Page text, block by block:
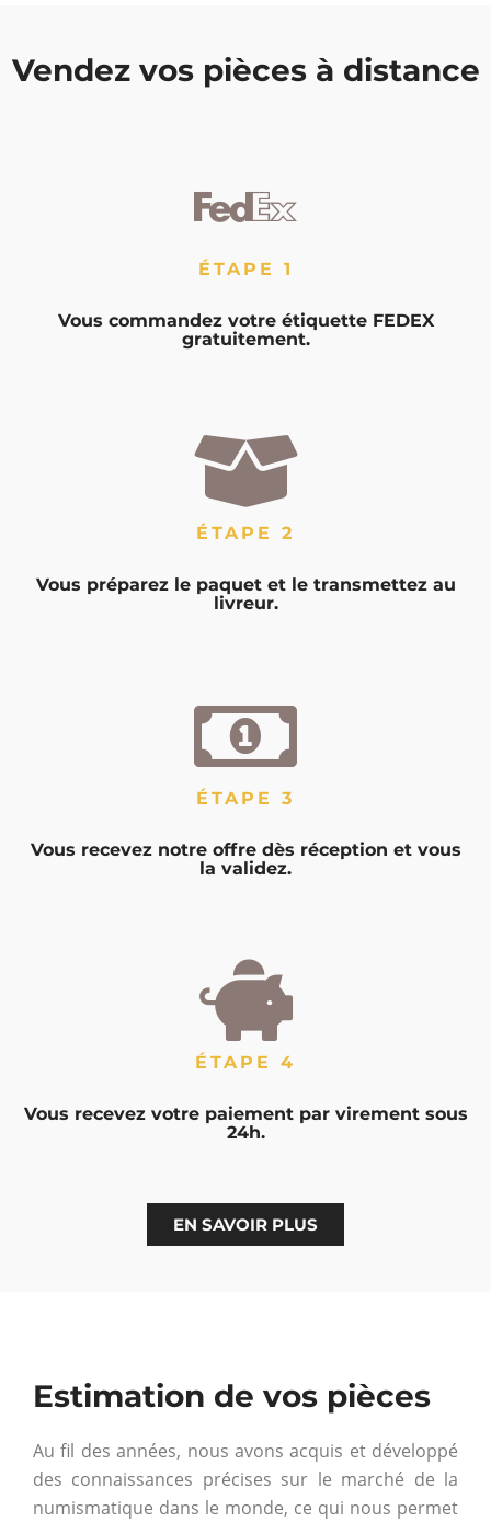
Vendez vos pièces à distance
ÉTAPE 1
Vous commandez votre étiquette FEDEX
gratuitement.
ÉTAPE 2
Vous préparez le paquet et le transmettez au
livreur.
ÉTAPE 3
Vous recevez notre offre dès réception et vous
la validez.
ÉTAPE 4
Vous recevez votre paiement par virement sous
24h.
EN SAVOIR PLUS
Estimation de vos pièces
Au fil des années, nous avons acquis et développé
des connaissances précises sur le marché de la
numismatique dans le monde, ce qui nous permet